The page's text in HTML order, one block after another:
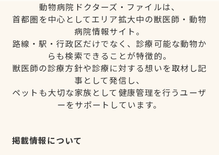
動物病院ドクターズ・ファイルは、
首都圏を中心としてエリア拡大中の獣医師・動物
病院情報サイト。
路線・駅・行政区だけでなく、診療可能な動物か
らも検索できることが特徴的。
獣医師の診療方針や診療に対する想いを取材し記
事として発信し、
ペットも大切な家族として健康管理を行うユーザ
ーをサポートしています。
掲載情報について